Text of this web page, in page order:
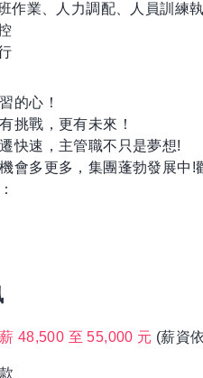
作業、人力調配、人員訓練
的心！
挑戰，更有未來！
快速，主管職不只是夢想!
機會多更多，集團蓬勃發展中!
48,500 至 55,000 元 (薪資